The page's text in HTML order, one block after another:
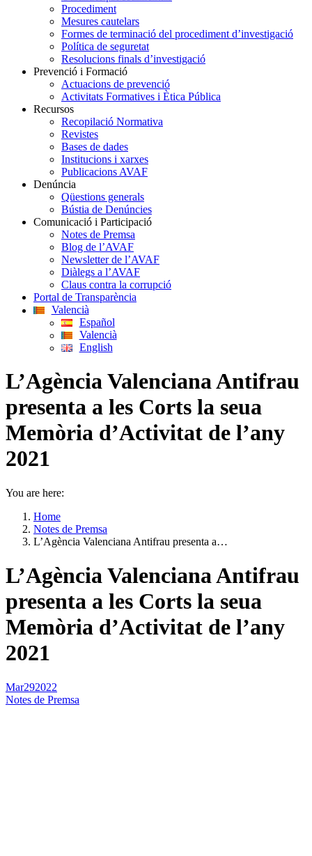
Procediment
Mesures cautelars
Formes de terminació del procediment d’investigació
Política de seguretat
Resolucions finals d’investigació
Prevenció i Formació
Actuacions de prevenció
Activitats Formatives i Ètica Pública
Recursos
Recopilació Normativa
Revistes
Bases de dades
Institucions i xarxes
Publicacions AVAF
Denúncia
Qüestions generals
Bústia de Denúncies
Comunicació i Participació
Notes de Premsa
Blog de l’AVAF
Newsletter de l’AVAF
Diàlegs a l’AVAF
Claus contra la corrupció
Portal de Transparència
Valencià
Español
Valencià
English
L’Agència Valenciana Antifrau
presenta a les Corts la seua
Memòria d’Activitat de l’any
2021
You are here:
Home
Notes de Premsa
L’Agència Valenciana Antifrau presenta a…
L’Agència Valenciana Antifrau
presenta a les Corts la seua
Memòria d’Activitat de l’any
2021
Mar292022
Notes de Premsa